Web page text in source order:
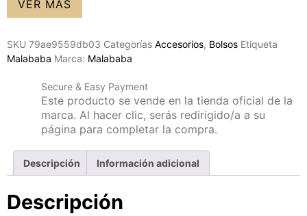
VER MÁS
SKU 79ae9559db03 Categorías Accesorios, Bolsos Etiqueta
Malababa Marca: Malababa
Secure & Easy Payment
Este producto se vende en la tienda oficial de la
marca. Al hacer clic, serás redirigido/a a su
página para completar la compra.
Descripción Información adicional
Descripción